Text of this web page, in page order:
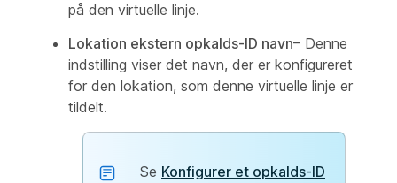
på den virtuelle linje.
Lokation ekstern opkalds-ID navn– Denne
indstilling viser det navn, der er konfigureret
for den lokation, som denne virtuelle linje er
tildelt.
Se Konfigurer et opkalds-ID